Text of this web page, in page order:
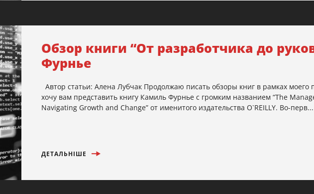
Обзор книги “От разработчика до
Фурнье
Автор статьи: Алена Лубчак Продолжаю писать обзоры книг в рамках моего
хочу вам представить книгу Камиль Фурнье с громким названием “The
Navigating Growth and Change” от именитого издательства O`REILLY. Во-перв...
ДЕТАЛЬНІШЕ